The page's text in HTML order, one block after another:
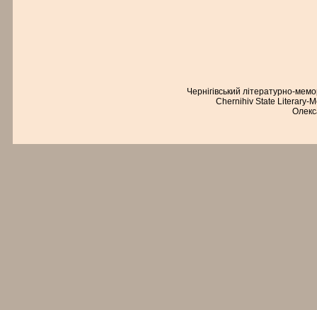
Чернігівський літературно-
Chernihiv State Literary-